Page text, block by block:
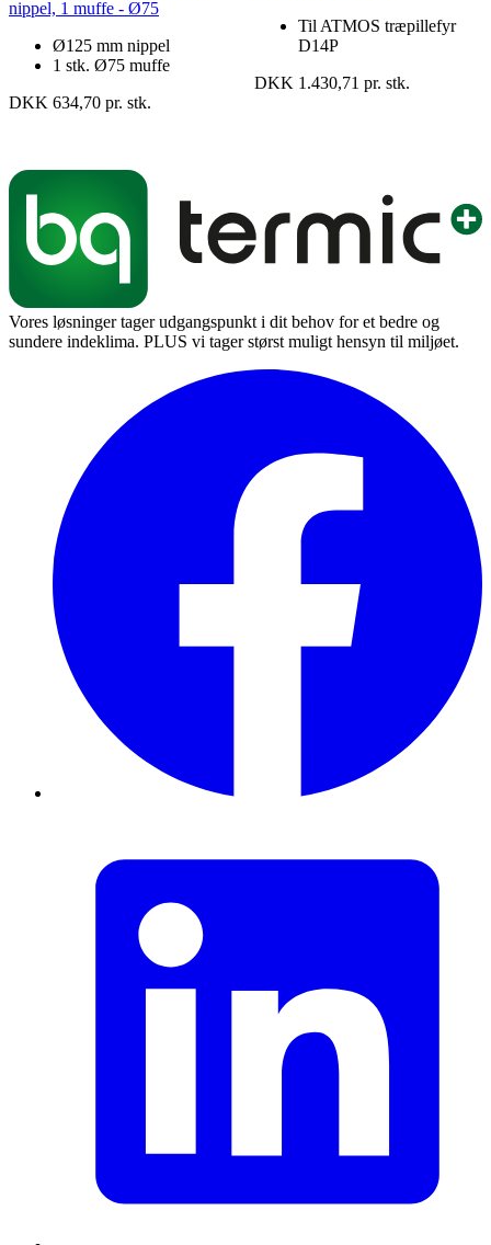
nippel, 1 muffe - Ø75
Ø125 mm nippel
1 stk. Ø75 muffe
DKK 634,70 pr. stk.
Til ATMOS træpillefyr
D14P
DKK 1.430,71 pr. stk.
Vores løsninger tager udgangspunkt i dit behov for et bedre og
sundere indeklima. PLUS vi tager størst muligt hensyn til miljøet.